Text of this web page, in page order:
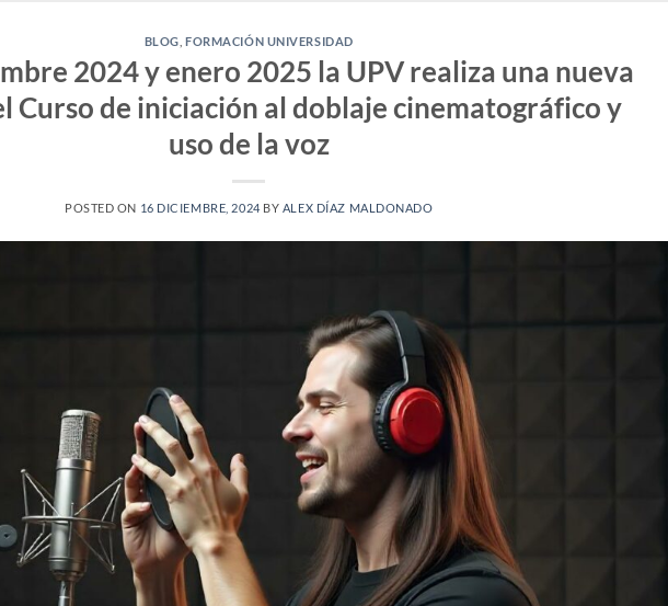
BLOG ,FORMACIÓN UNIVERSIDAD
2024 y enero 2025 la UPV realiza una nueva
Curso de iniciación al doblaje cinematográfico y
uso de la voz
POSTED ON 16 DICIEMBRE, 2024 BY ALEX DÍAZ MALDONADO